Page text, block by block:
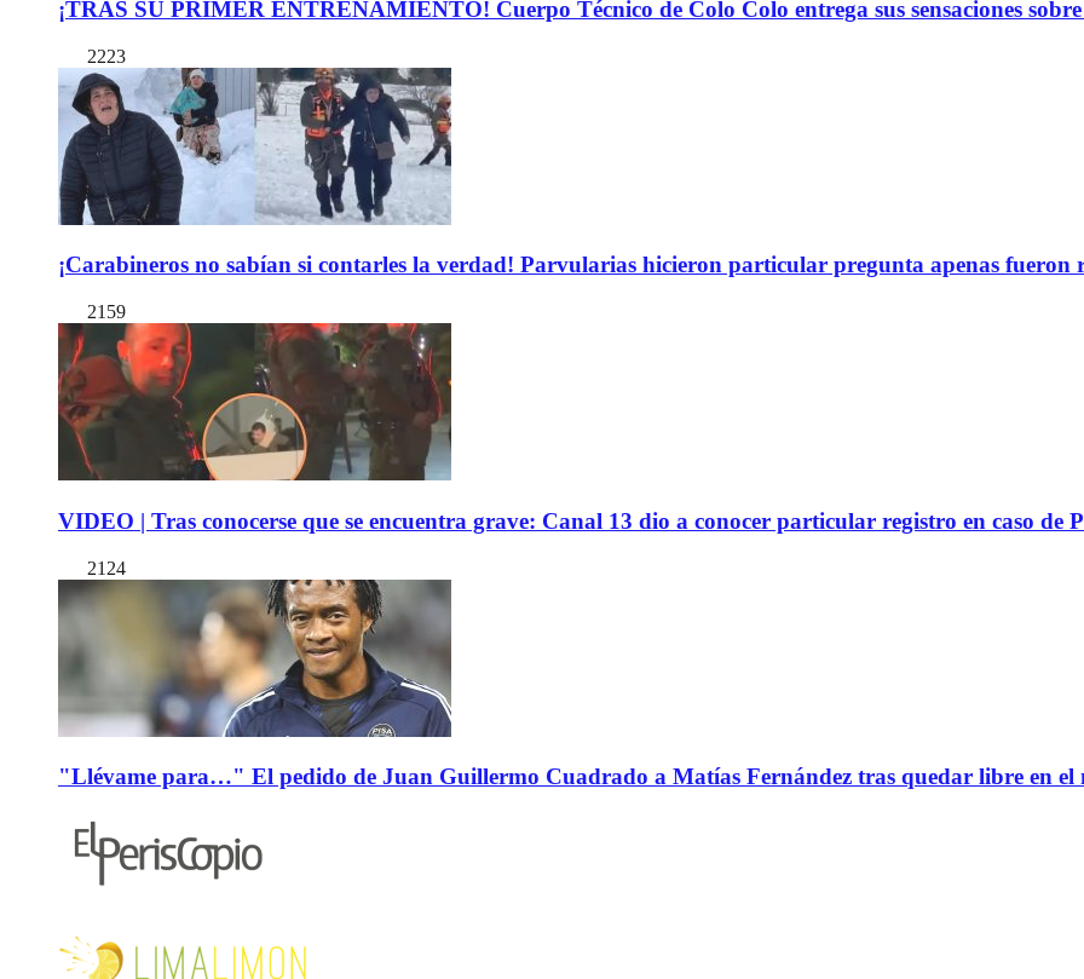
¡TRAS SU PRIMER ENTRENAMIENTO! Cuerpo Técnico de Colo Colo entrega sus sensaciones
2223
¡Carabineros no sabían si contarles la verdad! Parvularias hicieron particular pregunta apenas fueron
2159
VIDEO | Tras conocerse que se encuentra grave: Canal 13 dio a conocer particular registro en caso de
2124
"Llévame para…" El pedido de Juan Guillermo Cuadrado a Matías Fernández tras quedar libre en el